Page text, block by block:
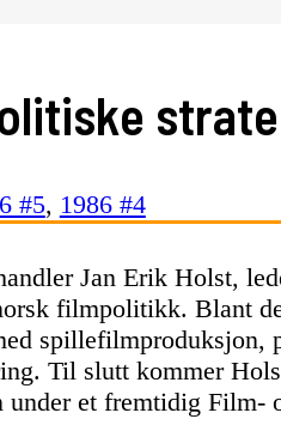
#5, 1986 #4
Jan Erik Holst,
filmpolitikk. Blant
spillefilmproduksjon,
Til slutt kommer
et fremtidig Film-